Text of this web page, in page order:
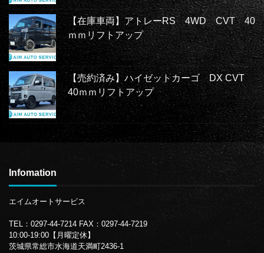
【在庫車両】アトレーRS 4WD CVT 40
ｍｍリフトアップ
【売約済み】ハイゼットカーゴ DX CVT
40ｍｍリフトアップ
Infomation
エイムオートサービス
TEL：0297-44-7214 FAX：0297-44-7219
10:00-19:00【月曜定休】
茨城県常総市水海道天満町2436-1